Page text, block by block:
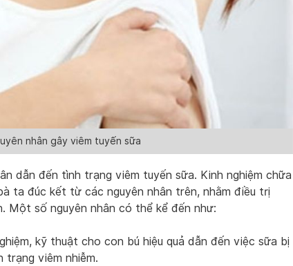
nhân gây viêm tuyến sữa
dẫn đến tình trạng viêm tuyến sữa. Kinh nghiệm chữa
ta đúc kết từ các nguyên nhân trên, nhằm điều trị
Một số nguyên nhân có thể kể đến như:
kỹ thuật cho con bú hiệu quả dẫn đến việc sữa bị
trạng viêm nhiễm.